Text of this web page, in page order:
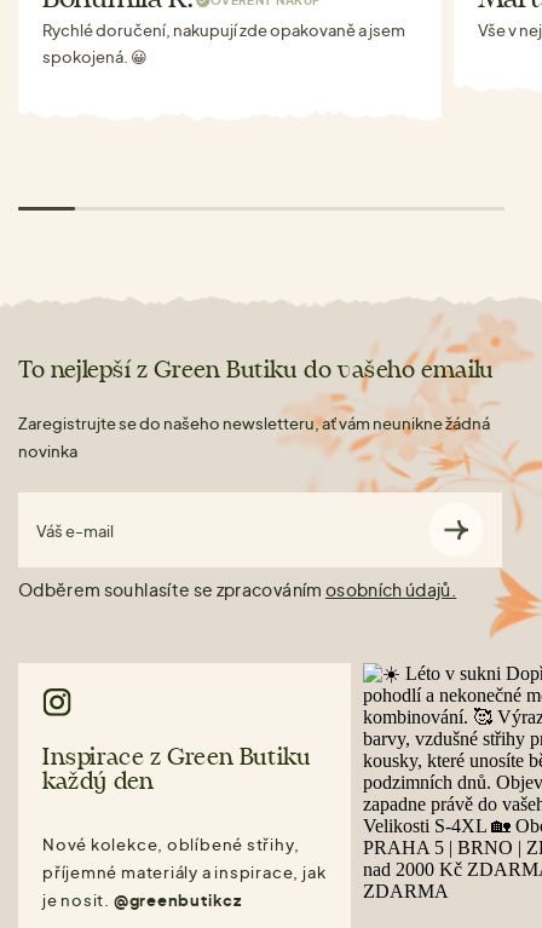
Rychlé doručení, nakupují zde opakovaně a jsem
spokojená. 😀
Vše v
To nejlepší z Green Butiku do vašeho emailu
Zaregistrujte se do našeho newsletteru, ať vám neunikne žádná
novinka
Váš e-mail
Odběrem souhlasíte se zpracováním osobních údajů.
Inspirace z Green Butiku
každý den
Nové kolekce, oblíbené střihy,
příjemné materiály a inspirace, jak
je nosit. @greenbutikcz